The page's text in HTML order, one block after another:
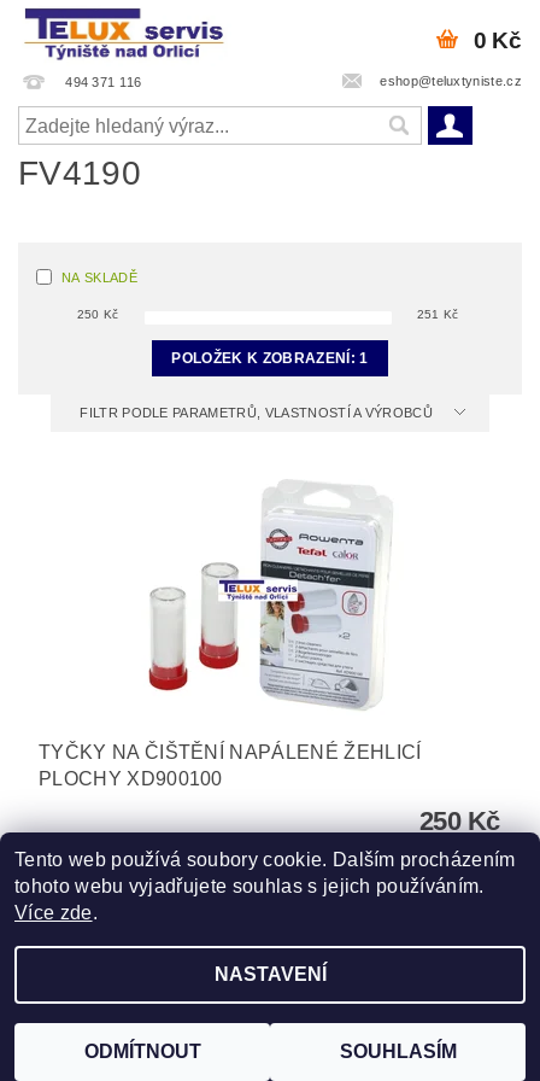
494 371 116 eshop@teluxtyniste.cz
0 Kč
FV4190
NA SKLADĚ
250 Kč 251 Kč
POLOŽEK K ZOBRAZENÍ:1
FILTR PODLE PARAMETRŮ, VLASTNOSTÍ A VÝROBCŮ
TYČKY NA ČIŠTĚNÍ NAPÁLENÉ ŽEHLICÍ
PLOCHY XD900100
250 Kč
2026 ©TELUX servis, všechna práva vyhrazenaUpravit nastavení cookies
Tento web používá soubory cookie. Dalším procházením
tohoto webu vyjadřujete souhlas s jejich používáním.
Více zde.
NASTAVENÍ
ODMÍTNOUT SOUHLASÍM